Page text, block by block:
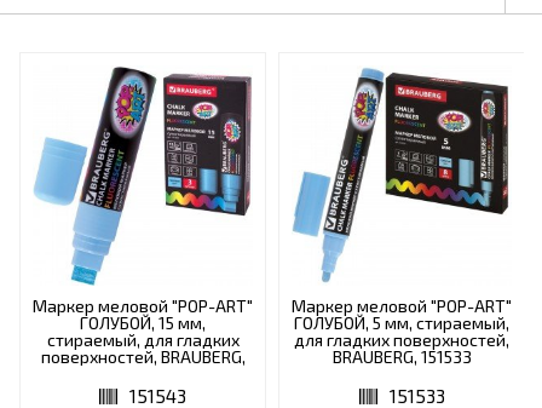
Маркер меловой "POP-ART"
ГОЛУБОЙ, 15 мм,
стираемый, для гладких
поверхностей, BRAUBERG,
151543
Маркер меловой "POP-ART"
ГОЛУБОЙ, 5 мм, стираемый,
для гладких поверхностей,
BRAUBERG, 151533
151533